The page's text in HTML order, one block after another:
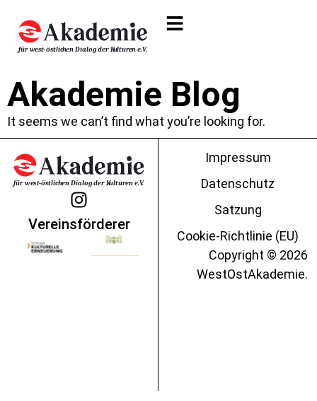
Akademie Blog
It seems we can’t find what you’re looking for.
Vereinsförderer
Impressum
Datenschutz
Satzung
Cookie-Richtlinie (EU)
Copyright © 2026
WestOstAkademie.